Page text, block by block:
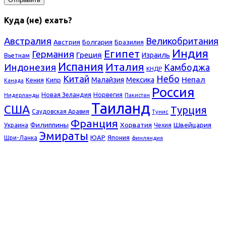
Куда (не) ехать?
Австралия Австрия Болгария Бразилия Великобритания
Вьетнам Германия Греция Египет Израиль Индия
Индонезия Испания Италия КНДР Камбоджа
Канада Кения Кипр Китай Малайзия Мексика Небо Непал
Нидерланды Новая Зеландия Норвегия Пакистан Россия
США Саудовская Аравия Таиланд Тунис Турция
Украина Филиппины Франция Хорватия Чехия Швейцария
Шри-Ланка Эмираты ЮАР Япония финляндия